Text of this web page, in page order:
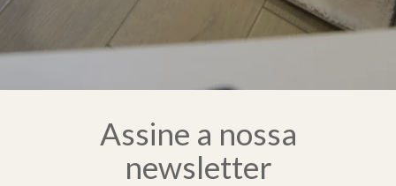
Assine a nossa
newsletter